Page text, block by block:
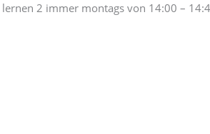
2 immer montags von 14:00 –